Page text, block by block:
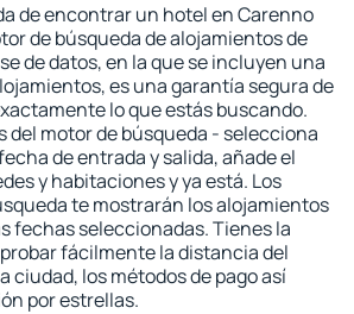
de encontrar un hotel en Carenno
de búsqueda de alojamientos de
de datos, en la que se incluyen una
es una garantía segura de
lo que estás buscando.
del motor de búsqueda - selecciona
de entrada y salida, añade el
y habitaciones y ya está. Los
te mostrarán los alojamientos
fechas seleccionadas. Tienes la
fácilmente la distancia del
ciudad, los métodos de pago así
por estrellas.